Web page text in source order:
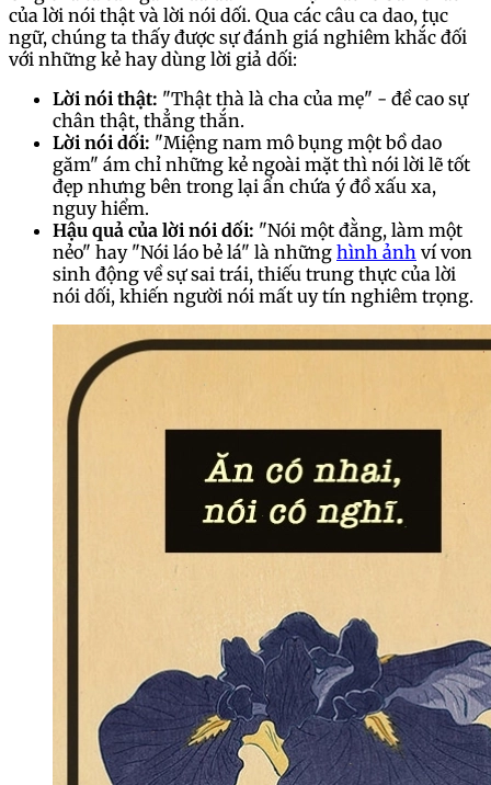
của lời nói thật và lời nói dối. Qua các câu ca dao, tục
ngữ, chúng ta thấy được sự đánh giá nghiêm khắc đối
với những kẻ hay dùng lời giả dối:
Lời nói thật: "Thật thà là cha của mẹ" - đề cao sự
chân thật, thẳng thắn.
Lời nói dối: "Miệng nam mô bụng một bồ dao
găm" ám chỉ những kẻ ngoài mặt thì nói lời lẽ tốt
đẹp nhưng bên trong lại ẩn chứa ý đồ xấu xa,
nguy hiểm.
Hậu quả của lời nói dối: "Nói một đằng, làm một
nẻo" hay "Nói láo bẻ lá" là những hình ảnh ví von
sinh động về sự sai trái, thiếu trung thực của lời
nói dối, khiến người nói mất uy tín nghiêm trọng.